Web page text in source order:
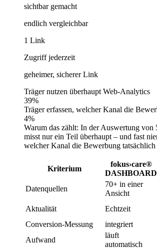
sichtbar gemacht
endlich vergleichbar
1 Link
Zugriff jederzeit
geheimer, sicherer Link
Träger nutzen überhaupt Web-Analytics
39%
Träger erfassen, welcher Kanal die
4%
Warum das zählt: In der Auswertung von
misst nur ein Teil überhaupt – und fast
welcher Kanal die Bewerbung
Kriterium
fokus›care®
DASHBOARD
Datenquellen
70+ in einer
Ansicht
Aktualität
Echtzeit
Conversion-Messung
integriert
Aufwand
läuft
automatisch